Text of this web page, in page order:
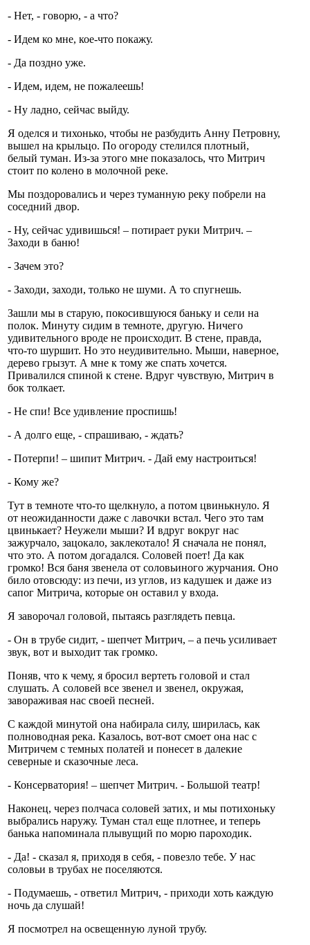
- Нет, - говорю, - а что?
- Идем ко мне, кое-что покажу.
- Да поздно уже.
- Идем, идем, не пожалеешь!
- Ну ладно, сейчас выйду.
Я оделся и тихонько, чтобы не разбудить Анну Петровну,
вышел на крыльцо. По огороду стелился плотный,
белый туман. Из-за этого мне показалось, что Митрич
стоит по колено в молочной реке.
Мы поздоровались и через туманную реку побрели на
соседний двор.
- Ну, сейчас удивишься! – потирает руки Митрич. –
Заходи в баню!
- Зачем это?
- Заходи, заходи, только не шуми. А то спугнешь.
Зашли мы в старую, покосившуюся баньку и сели на
полок. Минуту сидим в темноте, другую. Ничего
удивительного вроде не происходит. В стене, правда,
что-то шуршит. Но это неудивительно. Мыши, наверное,
дерево грызут. А мне к тому же спать хочется.
Привалился спиной к стене. Вдруг чувствую, Митрич в
бок толкает.
- Не спи! Все удивление проспишь!
- А долго еще, - спрашиваю, - ждать?
- Потерпи! – шипит Митрич. - Дай ему настроиться!
- Кому же?
Тут в темноте что-то щелкнуло, а потом цвинькнуло. Я
от неожиданности даже с лавочки встал. Чего это там
цвинькает? Неужели мыши? И вдруг вокруг нас
зажурчало, зацокало, заклекотало! Я сначала не понял,
что это. А потом догадался. Соловей поет! Да как
громко! Вся баня звенела от соловьиного журчания. Оно
било отовсюду: из печи, из углов, из кадушек и даже из
сапог Митрича, которые он оставил у входа.
Я заворочал головой, пытаясь разглядеть певца.
- Он в трубе сидит, - шепчет Митрич, – а печь усиливает
звук, вот и выходит так громко.
Поняв, что к чему, я бросил вертеть головой и стал
слушать. А соловей все звенел и звенел, окружая,
завораживая нас своей песней.
С каждой минутой она набирала силу, ширилась, как
полноводная река. Казалось, вот-вот смоет она нас с
Митричем с темных полатей и понесет в далекие
северные и сказочные леса.
- Консерватория! – шепчет Митрич. - Большой театр!
Наконец, через полчаса соловей затих, и мы потихоньку
выбрались наружу. Туман стал еще плотнее, и теперь
банька напоминала плывущий по морю пароходик.
- Да! - сказал я, приходя в себя, - повезло тебе. У нас
соловьи в трубах не поселяются.
- Подумаешь, - ответил Митрич, - приходи хоть каждую
ночь да слушай!
Я посмотрел на освещенную луной трубу.